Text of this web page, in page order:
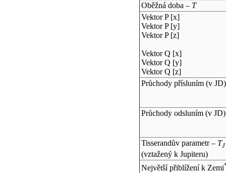
Oběžná doba – T
Vektor P [x]
Vektor P [y]
Vektor P [z]
Vektor Q [x]
Vektor Q [y]
Vektor Q [z]
Průchody přísluním (v JD)
Průchody odsluním (v JD)
Tisserandův parametr – TJ
(vztažený k Jupiteru)
Největší přiblížení k Zemi